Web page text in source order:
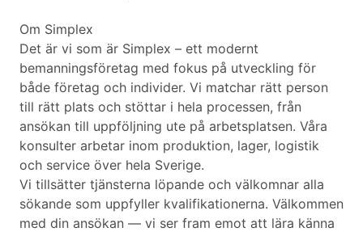
Om Simplex
Det är vi som är Simplex – ett modernt
bemanningsföretag med fokus på utveckling för
både företag och individer. Vi matchar rätt person
till rätt plats och stöttar i hela processen, från
ansökan till uppföljning ute på arbetsplatsen. Våra
konsulter arbetar inom produktion, lager, logistik
och service över hela Sverige.
Vi tillsätter tjänsterna löpande och välkomnar alla
sökande som uppfyller kvalifikationerna. Välkommen
med din ansökan — vi ser fram emot att lära känna